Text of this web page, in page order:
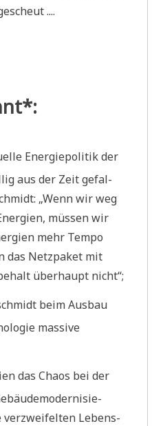
....
Ener­gie­po­li­tik der
aus der Zeit gefal­
„Wenn wir weg
müs­sen wir
mehr Tem­po
das Netz­pa­ket mit
über­haupt nicht“;
beim Aus­bau
mas­si­ve
das Cha­os bei der
ver­zwei­fel­ten Lebens­